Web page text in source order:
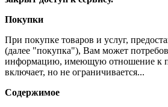
Покупки
При покупке товаров и услуг,
(далее "покупка"), Вам может
информацию, имеющую отношение к
включает, но не ограничивается...
Содержимое